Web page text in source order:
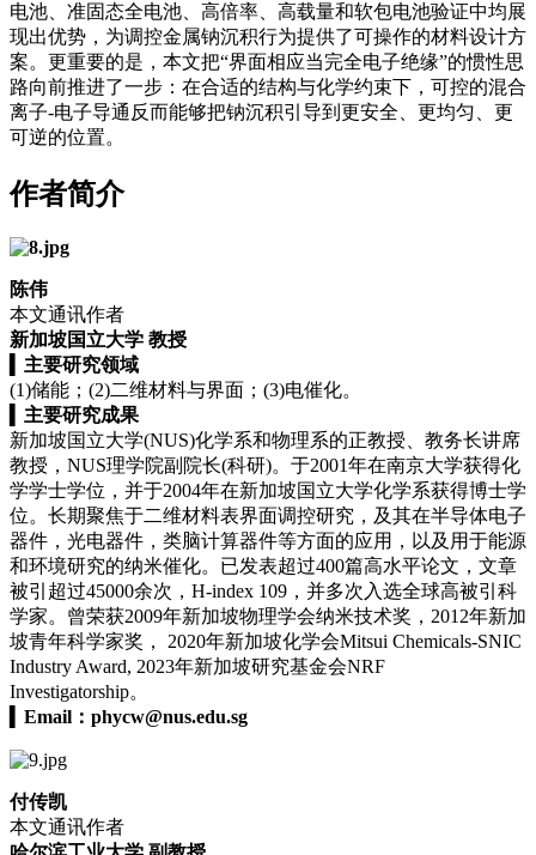
电池、准固态全电池、高倍率、高载量和软包电池验证中均展
现出优势，为调控金属钠沉积行为提供了可操作的材料设计方
案。更重要的是，本文把“界面相应当完全电子绝缘”的惯性思
路向前推进了一步：在合适的结构与化学约束下，可控的混合
离子-电子导通反而能够把钠沉积引导到更安全、更均匀、更
可逆的位置。
作者简介
陈伟
本文通讯作者
新加坡国立大学 教授
主要研究领域
(1)储能；(2)二维材料与界面；(3)电催化。
主要研究成果
新加坡国立大学(NUS)化学系和物理系的正教授、教务长讲席
教授，NUS理学院副院长(科研)。于2001年在南京大学获得化
学学士学位，并于2004年在新加坡国立大学化学系获得博士学
位。长期聚焦于二维材料表界面调控研究，及其在半导体电子
器件，光电器件，类脑计算器件等方面的应用，以及用于能源
和环境研究的纳米催化。已发表超过400篇高水平论文，文章
被引超过45000余次， H-index 109，并多次入选全球高被引科
学家。曾荣获2009年新加坡物理学会纳米技术奖，2012年新加
坡青年科学家奖， 2020年新加坡化学会Mitsui Chemicals-SNIC
Industry Award, 2023年新加坡研究基金会NRF
Investigatorship。
Email： phycw@nus.edu.sg
付传凯
本文通讯作者